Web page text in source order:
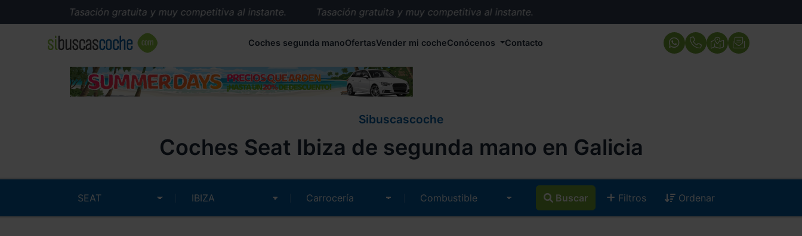
Tasación gratuita y muy competitiva al instante.
Tasación gratuita y muy competitiva al instante.
Más de 5.000 conductores satisfechos.
Buscamos el coche que tu quieras.
Nos ocupamos de todos los trámites.
Compramos tu coche. Pago inmediato.
Coches segunda manoOfertasVender mi cocheConócenos Contacto
Sibuscascoche
Coches Seat Ibiza de segunda mano en Galicia
Buscar Filtros Ordenar